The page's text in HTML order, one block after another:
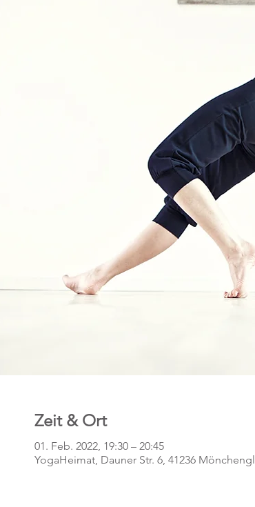
Zeit & Ort
01. Feb. 2022, 19:30 – 20:45
YogaHeimat, Dauner Str. 6, 41236